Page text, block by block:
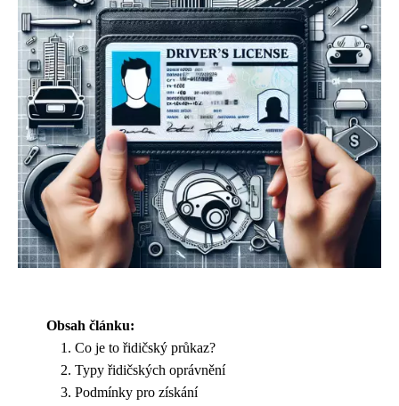
Obsah článku:
Co je to řidičský průkaz?
Typy řidičských oprávnění
Podmínky pro získání